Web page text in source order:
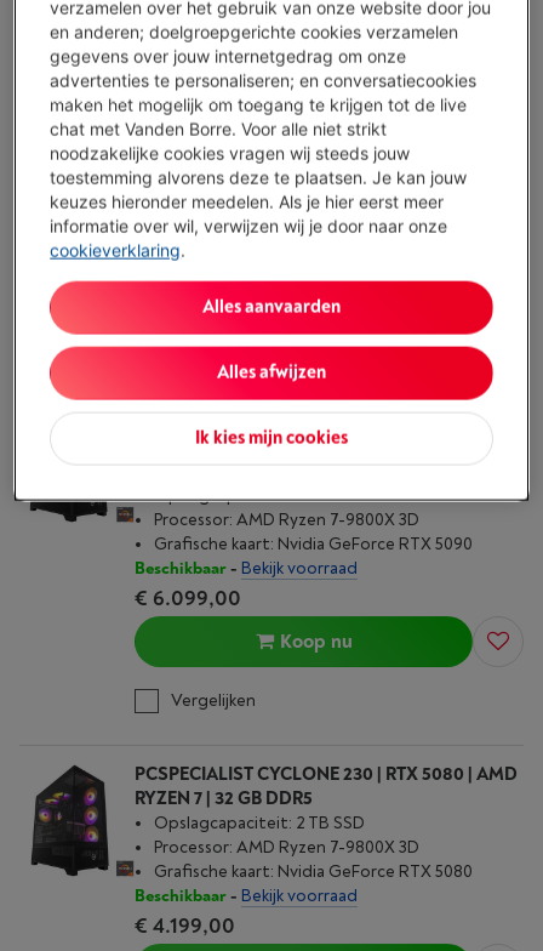
HP OMEN 16L (TG03-0042NB) RTX 5060 | INTEL
CORE I7 | 16 GB DDR5
(6)
Opslagcapaciteit: 1 TB SSD
Processor: Intel Core i7-14700F
Grafische kaart: Nvidia GeForce RTX 5060
Beperkt beschikbaar -Bekijk voorraad
€ 1.399,00
Koop nu
Vergelijken
PCSPECIALIST CYCLONE 250 | RTX 5090 | AMD
RYZEN 7 | 64 GB DDR5
Opslagcapaciteit: 2 TB SSD
Processor: AMD Ryzen 7-9800X 3D
Grafische kaart: Nvidia GeForce RTX 5090
Beschikbaar- Bekijk voorraad
€ 6.099,00
Koop nu
Vergelijken
PCSPECIALIST CYCLONE 230 | RTX 5080 | AMD
RYZEN 7 | 32 GB DDR5
Opslagcapaciteit: 2 TB SSD
Processor: AMD Ryzen 7-9800X 3D
Grafische kaart: Nvidia GeForce RTX 5080
Beschikbaar- Bekijk voorraad
€ 4.199,00
verzamelen over het gebruik van onze website door jou
en anderen; doelgroepgerichte cookies verzamelen
gegevens over jouw internetgedrag om onze
advertenties te personaliseren; en conversatiecookies
maken het mogelijk om toegang te krijgen tot de live
chat met Vanden Borre. Voor alle niet strikt
noodzakelijke cookies vragen wij steeds jouw
toestemming alvorens deze te plaatsen. Je kan jouw
keuzes hieronder meedelen. Als je hier eerst meer
informatie over wil, verwijzen wij je door naar onze
cookieverklaring.
Ik kies mijn cookies
Alles afwijzen
Alles aanvaarden